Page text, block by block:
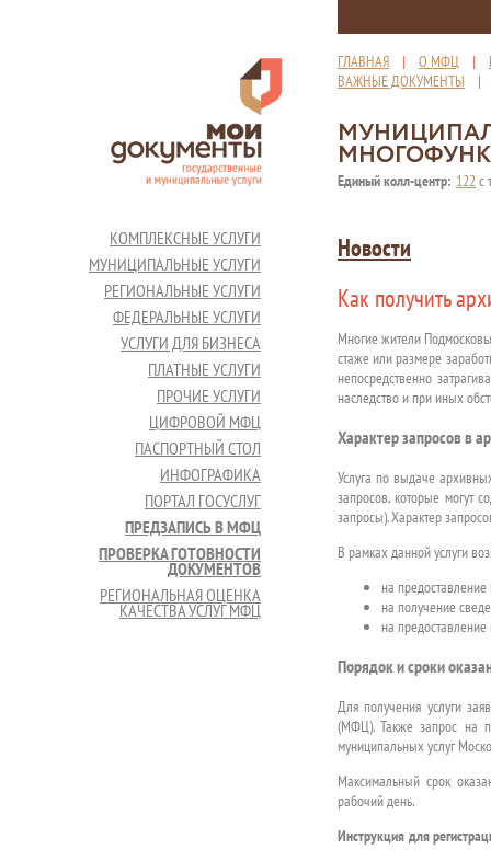
ГЛАВНАЯ | О МФЦ |
ВАЖНЫЕ ДОКУМЕНТЫ
Единый колл-центр: 122с
КОМПЛЕКСНЫЕ УСЛУГИ
МУНИЦИПАЛЬНЫЕ УСЛУГИ
РЕГИОНАЛЬНЫЕ УСЛУГИ
ФЕДЕРАЛЬНЫЕ УСЛУГИ
УСЛУГИ ДЛЯ БИЗНЕСА
ПЛАТНЫЕ УСЛУГИ
ПРОЧИЕ УСЛУГИ
ЦИФРОВОЙ МФЦ
ПАСПОРТНЫЙ СТОЛ
ИНФОГРАФИКА
ПОРТАЛ ГОСУСЛУГ
ПРЕДЗАПИСЬ В МФЦ
ПРОВЕРКА ГОТОВНОСТИ
ДОКУМЕНТОВ
РЕГИОНАЛЬНАЯ ОЦЕНКА
КАЧЕСТВА УСЛУГ МФЦ
Новости
Как получить
Многие жители
стаже или размере
непосредственно
наследство и при иных
Характер запросов в
Услуга по выдаче
запросов, которые могут
запросы). Характер
В рамках данной услуги
на
на получение
на
Порядок и сроки
Для получения услуги
(МФЦ). Также запрос на
муниципальных услуг
Максимальный срок
рабочий день.
Инструкция для